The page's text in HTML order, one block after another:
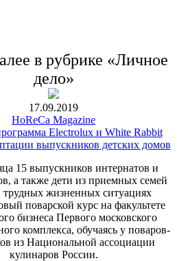
в рубрике «Личное
дело»
17.09.2019
HoReCa Magazine
Electrolux и White Rabbit
выпускников детских домов
15 выпускников интернатов и
а также дети из приемных семей
трудных жизненных ситуациях
поварской курс на факультете
бизнеса Первого московского
комплекса, обучаясь у поваров-
из Национальной ассоциации
кулинаров России.